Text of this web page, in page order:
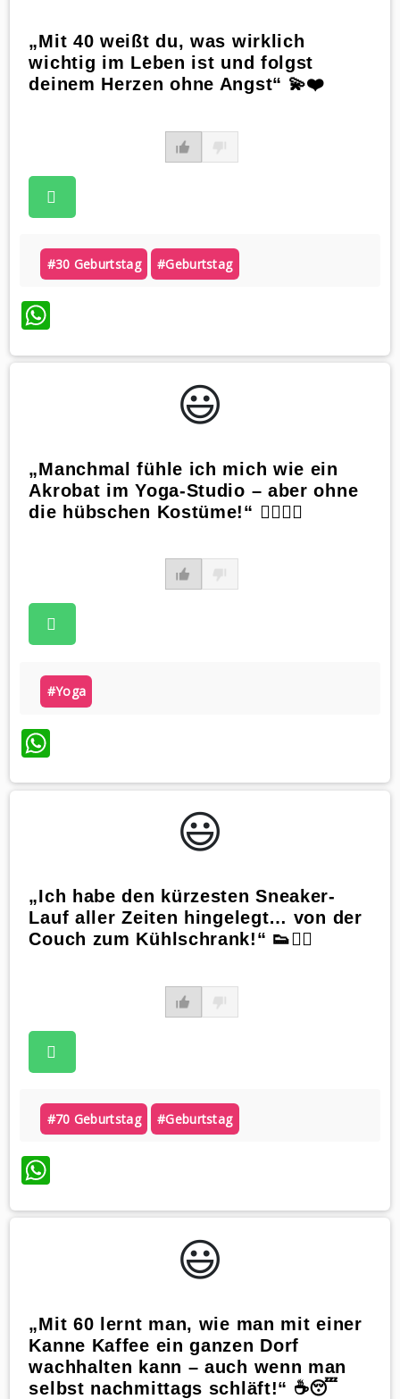
„Mit 40 weißt du, was wirklich
wichtig im Leben ist und folgst
deinem Herzen ohne Angst“ 💫❤️
#30 Geburtstag #geburtstag
WhatsApp
😃️
„Manchmal fühle ich mich wie ein
Akrobat im Yoga-Studio – aber ohne
die hübschen Kostüme!“ 🤹‍♂️🧘‍♂️
#yoga
WhatsApp
😃️
„Ich habe den kürzesten Sneaker-
Lauf aller Zeiten hingelegt… von der
Couch zum Kühlschrank!“ 👟🏃‍♀️
#70 Geburtstag #geburtstag
WhatsApp
😃️
„Mit 60 lernt man, wie man mit einer
Kanne Kaffee ein ganzen Dorf
wachhalten kann – auch wenn man
selbst nachmittags schläft!“ ☕😴